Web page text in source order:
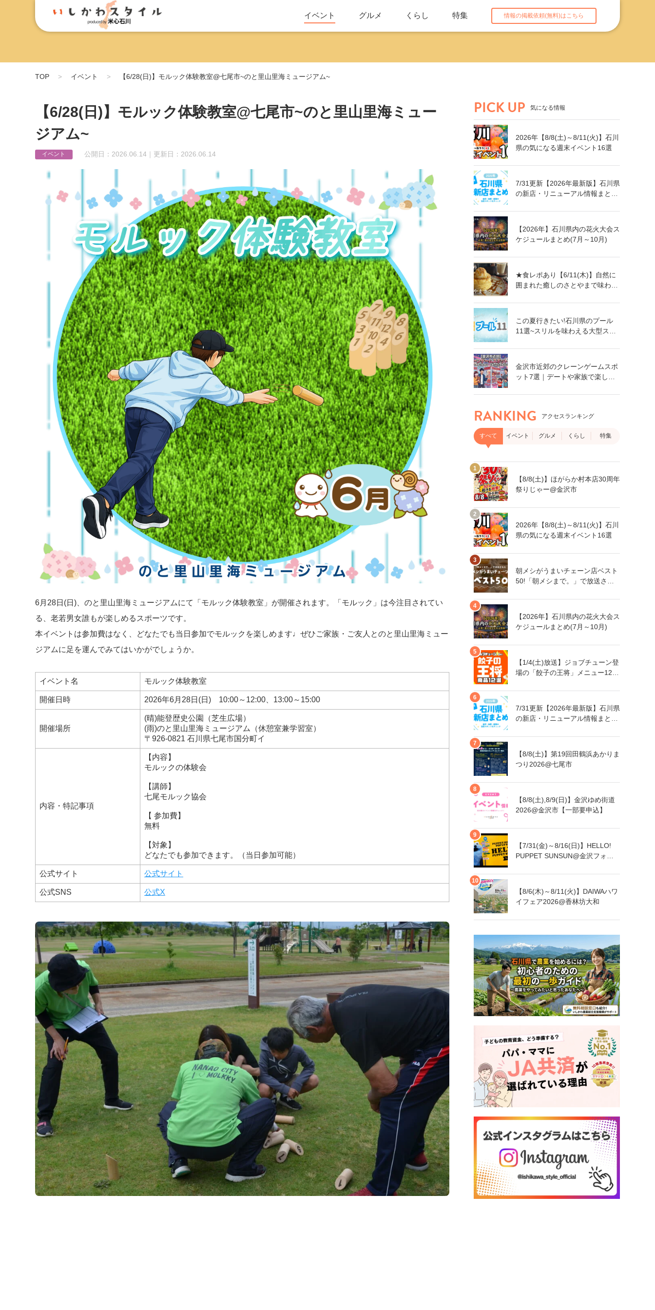
イベント グルメ くらし 特集 情報の掲載依頼(無料)はこちら
TOP イベント 【6/28(日)】モルック体験教室@七尾市~のと里山里海ミュージアム~
【6/28(日)】モルック体験教室@七尾市~のと里山里海ミュー
ジアム~
イベント 公開日：2026.06.14｜更新日：2026.06.14
6月28日(日)、のと里山里海ミュージアムにて「モルック体験教室」が開催されます。「モルック」は今注目されてい
る、老若男女誰もが楽しめるスポーツです。
本イベントは参加費はなく、どなたでも当日参加でモルックを楽しめます♩ぜひご家族・ご友人とのと里山里海ミュー
ジアムに足を運んでみてはいかがでしょうか。
イベント名 モルック体験教室
開催日時 2026年6月28日(日) 10:00～12:00、13:00～15:00
開催場所
(晴)能登歴史公園（芝生広場）
(雨)のと里山里海ミュージアム（休憩室兼学習室）
〒926-0821 石川県七尾市国分町イ
内容・特記事項
【内容】
モルックの体験会
【講師】
七尾モルック協会
【 参加費】
無料
【対象】
どなたでも参加できます。（当日参加可能）
公式サイト 公式サイト
公式SNS 公式X
PICK UP 気になる情報
2026年【8/8(土)～8/11(火)】石川
県の気になる週末イベント16選
7/31更新【2026年最新版】石川県
の新店・リニューアル情報まとめ
トをチェック！
【2026年】石川県内の花火大会ス
ケジュールまとめ(7月～10月)
★食レポあり【6/11(木)】自然に
囲まれた癒しのさとやまで味わう
ェ」@能美市
この夏行きたい!石川県のプール
11選~スリルを味わえる大型スラ
プールも!~
金沢市近郊のクレーンゲームスポ
ット7選｜デートや家族で楽しめ
ムセンター特集
RANKING アクセスランキング
すべて イベント グルメ くらし 特集
【8/8(土)】ほがらか村本店30周年
祭りじゃー@金沢市
2026年【8/8(土)～8/11(火)】石川
県の気になる週末イベント16選
朝メシがうまいチェーン店ベスト
50!「朝メシまで。」で放送され
県にもあるあの店舗!
【2026年】石川県内の花火大会ス
ケジュールまとめ(7月～10月)
【1/4(土)放送】ジョブチューン登
場の「餃子の王将」メニュー12品
7/31更新【2026年最新版】石川県
の新店・リニューアル情報まとめ
トをチェック！
【8/8(土)】第19回田鶴浜あかりま
つり2026@七尾市
【8/8(土),8/9(日)】金沢ゆめ街道
2026@金沢市【一部要申込】
【7/31(金)～8/16(日)】HELLO!
PUPPET SUNSUN@金沢フォー
【8/6(木)～8/11(火)】DAIWAハワ
イフェア2026@香林坊大和